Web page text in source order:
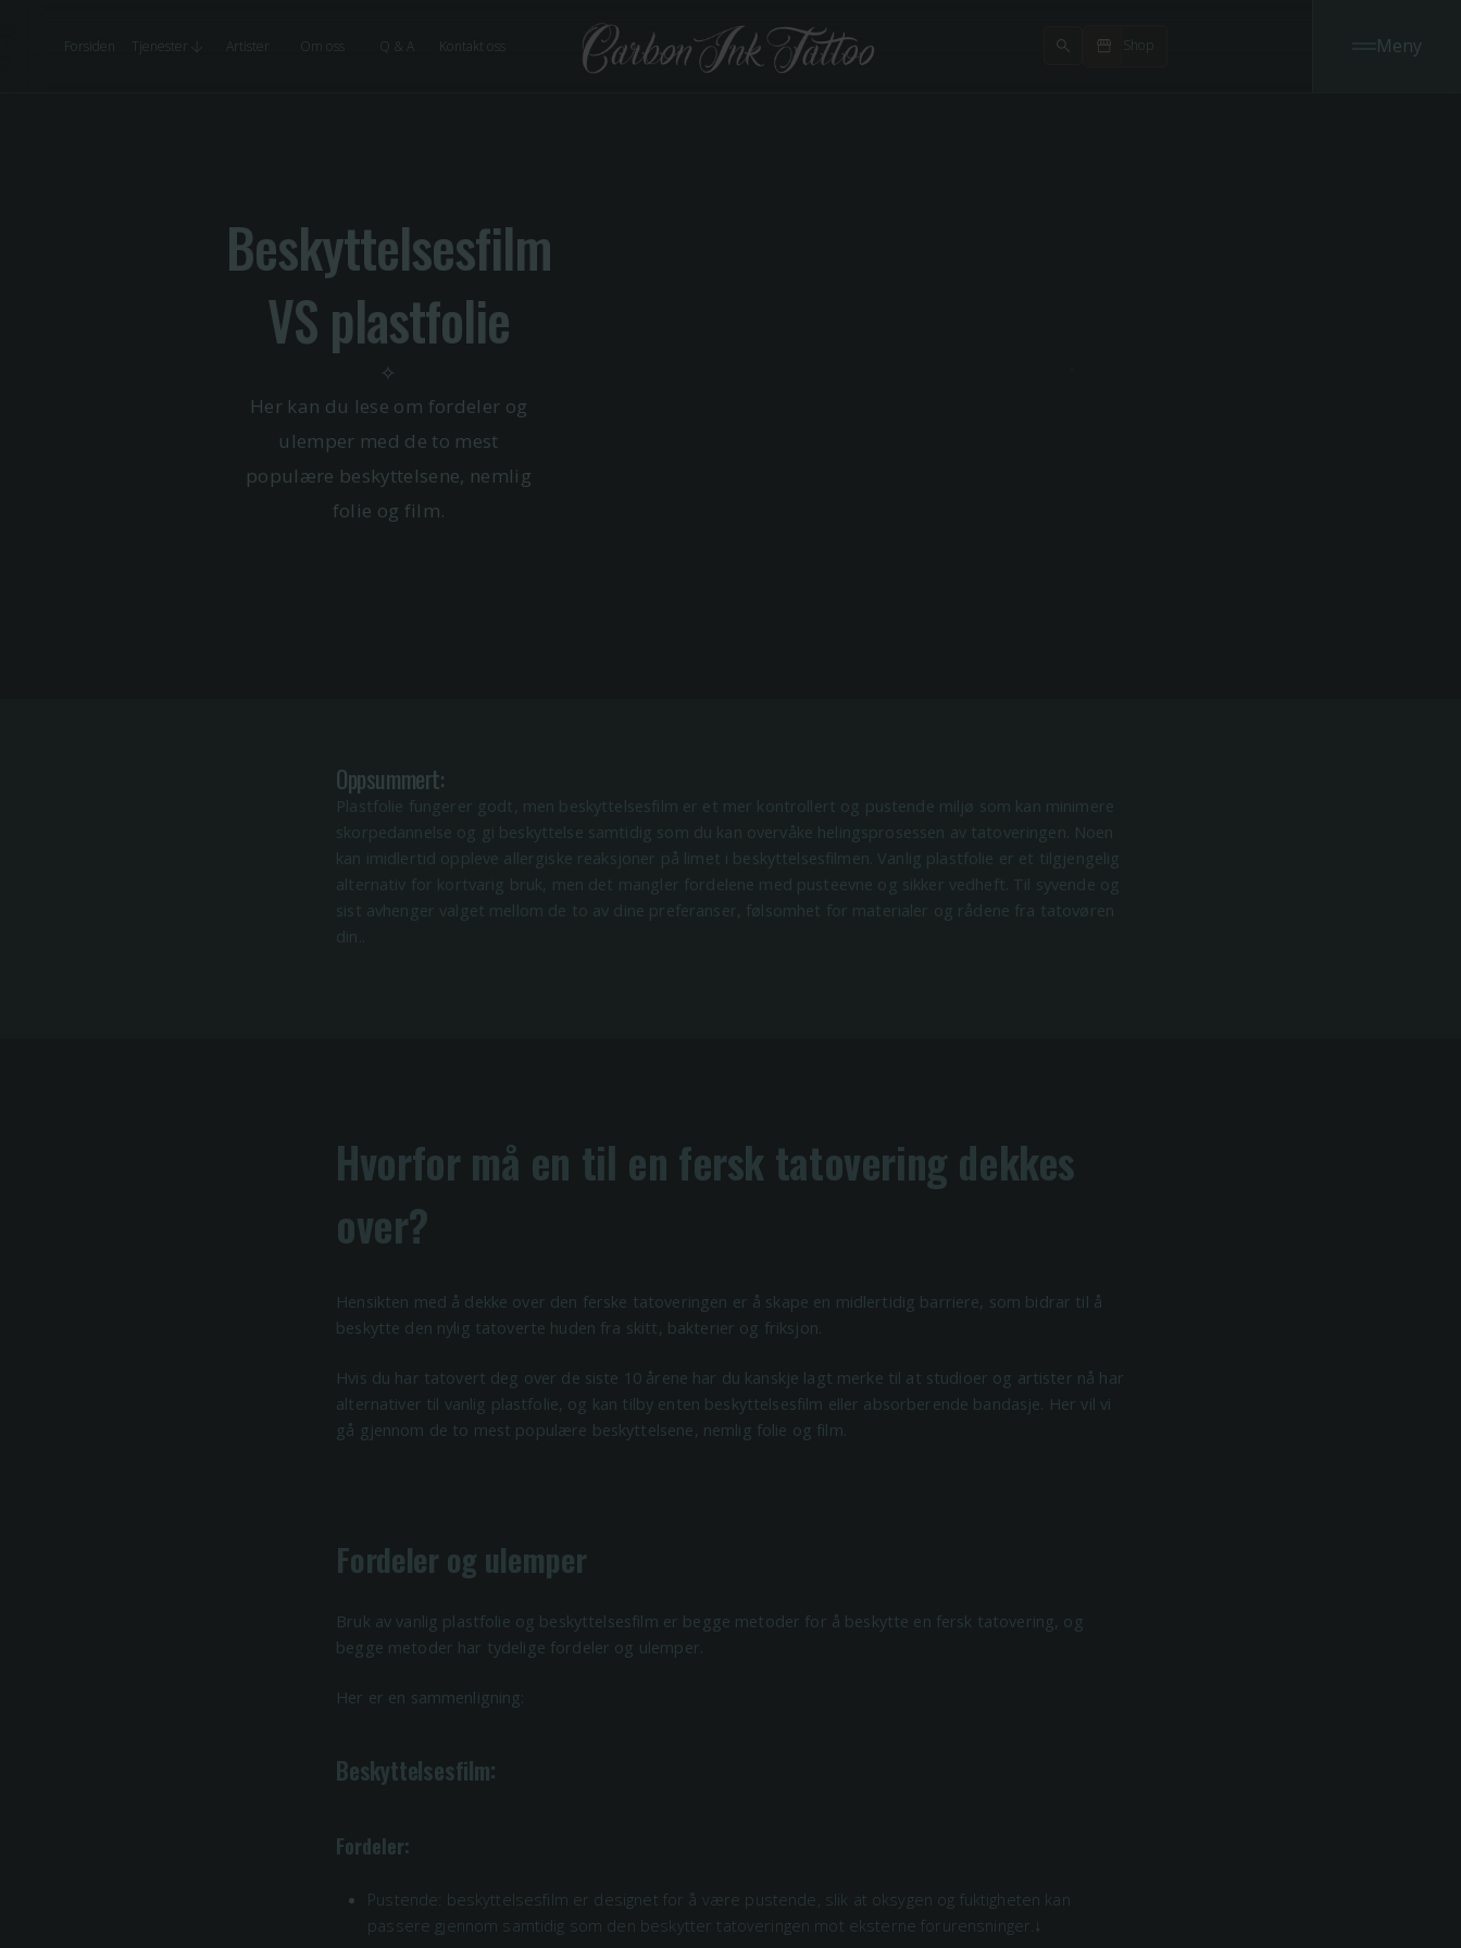
Forsiden Tjenester Artister Om oss Q & A Kontakt oss Shop Meny
Beskyttelsesfilm
VS plastfolie
✧
Her kan du lese om fordeler og
ulemper med de to mest
populære beskyttelsene, nemlig
folie og film.
Oppsummert:
Plastfolie fungerer godt, men beskyttelsesfilm er et mer kontrollert og pustende miljø som kan minimere
skorpedannelse og gi beskyttelse samtidig som du kan overvåke helingsprosessen av tatoveringen. Noen
kan imidlertid oppleve allergiske reaksjoner på limet i beskyttelsesfilmen. Vanlig plastfolie er et tilgjengelig
alternativ for kortvarig bruk, men det mangler fordelene med pusteevne og sikker vedheft. Til syvende og
sist avhenger valget mellom de to av dine preferanser, følsomhet for materialer og rådene fra tatovøren
din..
Hvorfor må en til en fersk tatovering dekkes
over?
Hensikten med å dekke over den ferske tatoveringen er å skape en midlertidig barriere, som bidrar til å
beskytte den nylig tatoverte huden fra skitt, bakterier og friksjon.
Hvis du har tatovert deg over de siste 10 årene har du kanskje lagt merke til at studioer og artister nå har
alternativer til vanlig plastfolie, og kan tilby enten beskyttelsesfilm eller absorberende bandasje. Her vil vi
gå gjennom de to mest populære beskyttelsene, nemlig folie og film.
Fordeler og ulemper
Bruk av vanlig plastfolie og beskyttelsesfilm er begge metoder for å beskytte en fersk tatovering, og
begge metoder har tydelige fordeler og ulemper.
Her er en sammenligning:
Beskyttelsesfilm:
Fordeler:
Pustende: beskyttelsesfilm er designet for å være pustende, slik at oksygen og fuktigheten kan
passere gjennom samtidig som den beskytter tatoveringen mot eksterne forurensninger.↓